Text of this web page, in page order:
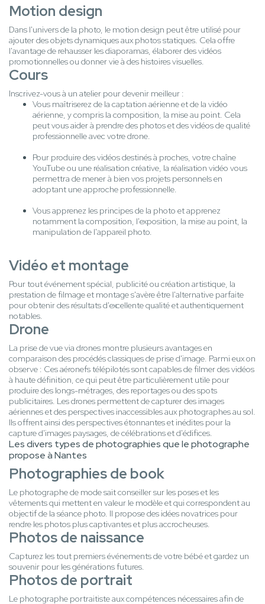
Motion design
Dans l'univers de la photo, le motion design peut être utilisé pour
ajouter des objets dynamiques aux photos statiques. Cela offre
l'avantage de rehausser les diaporamas, élaborer des vidéos
promotionnelles ou donner vie à des histoires visuelles.
Cours
Inscrivez-vous à un atelier pour devenir meilleur :
Vous maîtriserez de la captation aérienne et de la vidéo
aérienne, y compris la composition, la mise au point. Cela
peut vous aider à prendre des photos et des vidéos de qualité
professionnelle avec votre drone.
Pour produire des vidéos destinés à proches, votre chaîne
YouTube ou une réalisation créative, la réalisation vidéo vous
permettra de mener à bien vos projets personnels en
adoptant une approche professionnelle.
Vous apprenez les principes de la photo et apprenez
notamment la composition, l'exposition, la mise au point, la
manipulation de l'appareil photo.
Vidéo et montage
Pour tout événement spécial, publicité ou création artistique, la
prestation de filmage et montage s'avère être l'alternative parfaite
pour obtenir des résultats d'excellente qualité et authentiquement
notables.
Drone
La prise de vue via drones montre plusieurs avantages en
comparaison des procédés classiques de prise d'image. Parmi eux on
observe : Ces aéronefs télépilotés sont capables de filmer des vidéos
à haute définition, ce qui peut être particulièrement utile pour
produire des longs-métrages, des reportages ou des spots
publicitaires. Les drones permettent de capturer des images
aériennes et des perspectives inaccessibles aux photographes au sol.
Ils offrent ainsi des perspectives étonnantes et inédites pour la
capture d'images paysages, de célébrations et d'édifices.
Les divers types de photographies que le photographe
propose à Nantes
Photographies de book
Le photographe de mode sait conseiller sur les poses et les
vêtements qui mettent en valeur le modèle et qui correspondent au
objectif de la séance photo. Il propose des idées novatrices pour
rendre les photos plus captivantes et plus accrocheuses.
Photos de naissance
Capturez les tout premiers événements de votre bébé et gardez un
souvenir pour les générations futures.
Photos de portrait
Le photographe portraitiste aux compétences nécessaires afin de